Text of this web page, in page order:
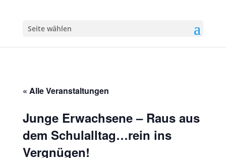
Seite wählen
« Alle Veranstaltungen
Junge Erwachsene – Raus aus
dem Schulalltag…rein ins
Vergnügen!